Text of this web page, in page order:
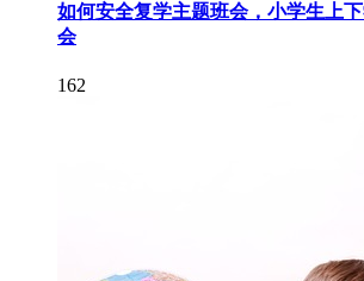
如何安全复学主题班会，小学生上
会
162